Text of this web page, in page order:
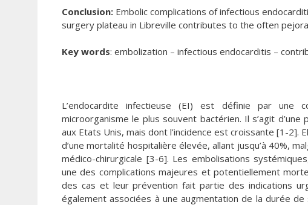
Conclusion: Embolic complications of infectious
surgery plateau in Libreville contributes to the often
Key words: embolization – infectious endocarditis –
L’endocardite infectieuse (EI) est définie par une
microorganisme le plus souvent bactérien. Il s’agit
aux Etats Unis, mais dont l’incidence est croissante [1-
d’une mortalité hospitalière élevée, allant jusqu’à 40%,
médico-chirurgicale [3-6]. Les embolisations
une des complications majeures et potentiellement
des cas et leur prévention fait partie des indications
également associées à une augmentation de la durée